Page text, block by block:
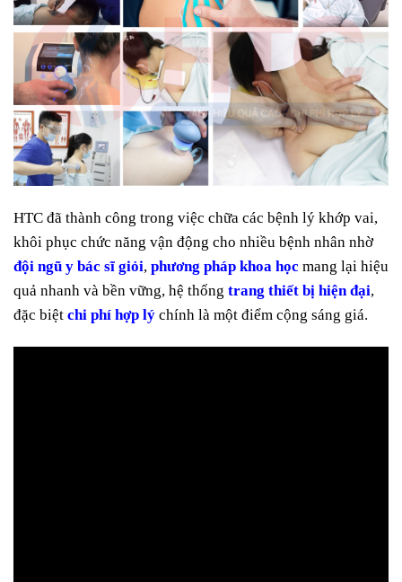
HTC đã thành công trong việc chữa các bệnh lý khớp vai,
khôi phục chức năng vận động cho nhiều bệnh nhân nhờ
đội ngũ y bác sĩ giỏi, phương pháp khoa học mang lại hiệu
quả nhanh và bền vững, hệ thống trang thiết bị hiện đại,
đặc biệt chi phí hợp lý chính là một điểm cộng sáng giá.